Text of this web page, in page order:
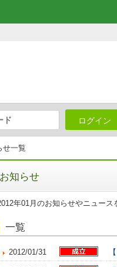
ログイン
せ一覧
お知らせ
年01月のお知らせやニュース
一覧
2012/01/31